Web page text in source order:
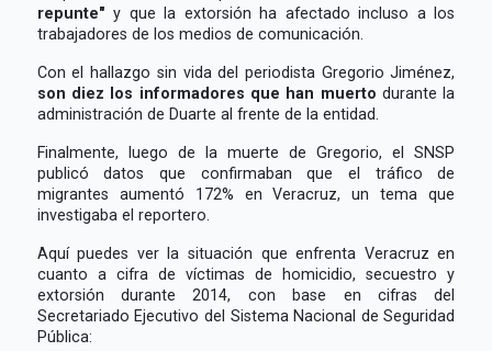
repunte"y que la extorsión ha afectado incluso a los
trabajadores de los medios de comunicación.
Con el hallazgo sin vida del periodista Gregorio Jiménez,
son diez los informadores que han muerto durante la
administración de Duarte al frente de la entidad.
Finalmente, luego de la muerte de Gregorio, el SNSP
publicó datos que confirmaban que el tráfico de
migrantes aumentó 172% en Veracruz, un tema que
investigaba el reportero.
Aquí puedes ver la situación que enfrenta Veracruz en
cuanto a cifra de víctimas de homicidio, secuestro y
extorsión durante 2014, con base en cifras del
Secretariado Ejecutivo del Sistema Nacional de Seguridad
Pública: